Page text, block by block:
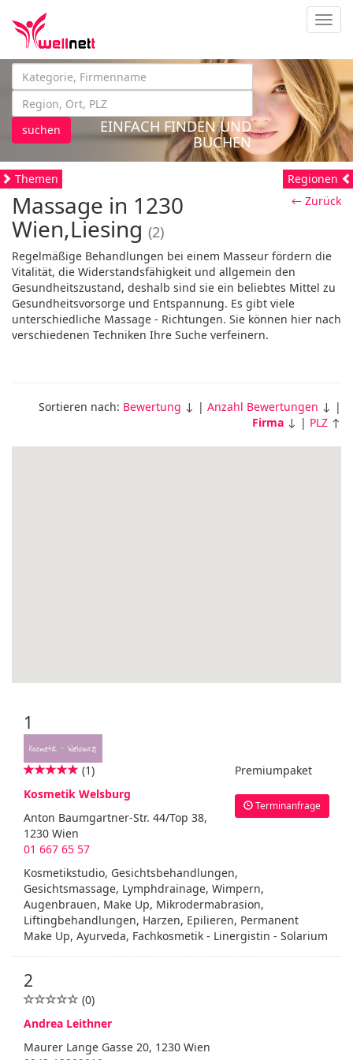
suchen
EINFACH FINDEN UND
BUCHEN
Themen
← Zurück
Massage in 1230
Wien,Liesing (2)
Regelmäßige Behandlungen bei einem Masseur fördern die
Vitalität, die Widerstandsfähigkeit und allgemein den
Gesundheitszustand, deshalb sind sie ein beliebtes Mittel zu
Gesundheitsvorsorge und Entspannung. Es gibt viele
unterschiedliche Massage - Richtungen. Sie können hier nach
verschiedenen Techniken Ihre Suche verfeinern.
Sortieren nach: Bewertung ↓ | Anzahl Bewertungen ↓ |
Firma ↓ | PLZ ↑
1
Premiumpaket
Terminanfrage
(1)
Kosmetik Welsburg
Anton Baumgartner-Str. 44/Top 38,
1230 Wien
01 667 65 57
Kosmetikstudio, Gesichtsbehandlungen,
Gesichtsmassage, Lymphdrainage, Wimpern,
Augenbrauen, Make Up, Mikrodermabrasion,
Liftingbehandlungen, Harzen, Epilieren, Permanent
Make Up, Ayurveda, Fachkosmetik - Linergistin - Solarium
2
(0)
Andrea Leithner
Maurer Lange Gasse 20, 1230 Wien
Regionen